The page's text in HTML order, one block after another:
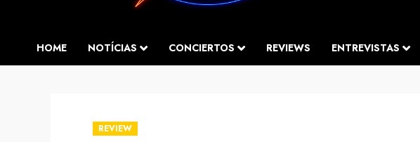
HOME NOTÍCIAS CONCIERTOS REVIEWS ENTREVISTAS
REVIEW